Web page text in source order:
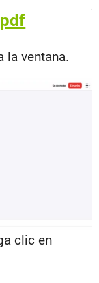
la ventana.
clic en